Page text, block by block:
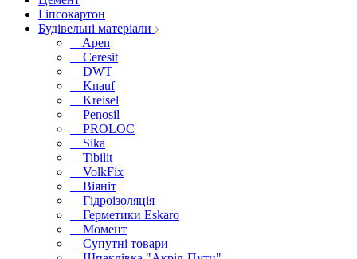
Гіпсокартон
Будівельні матеріали
Apen
Ceresit
DWT
Knauf
Kreisel
Penosil
PROLOC
Sika
Tibilit
VolkFix
Віяніт
Гідроізоляція
Герметики Eskaro
Момент
Супутні товари